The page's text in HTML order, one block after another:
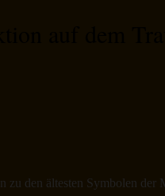
zu den ältesten Symbolen